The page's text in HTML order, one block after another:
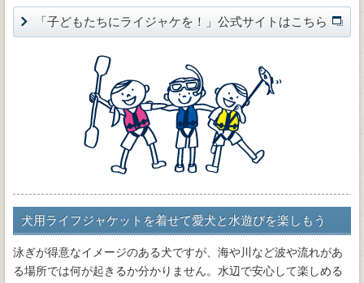
「子どもたちにライジャケを！」公式サイトはこちら
犬用ライフジャケットを着せて愛犬と水遊びを楽しもう
泳ぎが得意なイメージのある犬ですが、海や川など波や流れがあ
る場所では何が起きるか分かりません。水辺で安心して楽しめる